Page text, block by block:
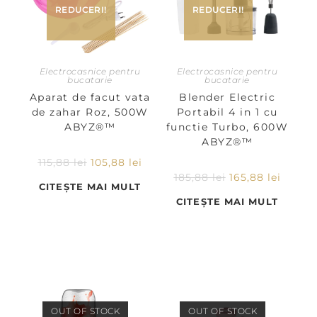
REDUCERI!
Electrocasnice pentru
bucatarie
Aparat de facut vata
de zahar Roz, 500W
ABYZ®™
115,88lei 105,88 lei
CITEȘTE MAI MULT
REDUCERI!
Electrocasnice pentru
bucatarie
Blender Electric
Portabil 4 in 1 cu
functie Turbo, 600W
ABYZ®™
185,88lei 165,88 lei
CITEȘTE MAI MULT
OUT OF STOCK OUT OF STOCK